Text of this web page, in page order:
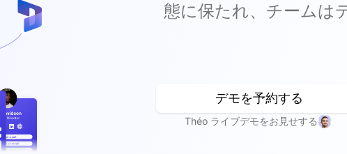
態に保たれ、チームは
デモを予約する
Théo ライブデモをお見せする